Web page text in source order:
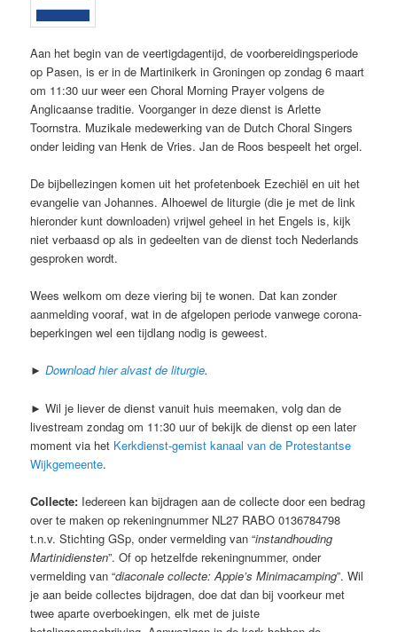
Aan het begin van de veertigdagentijd, de voorbereidingsperiode
op Pasen, is er in de Martinikerk in Groningen op zondag 6 maart
om 11:30 uur weer een Choral Morning Prayer volgens de
Anglicaanse traditie. Voorganger in deze dienst is Arlette
Toornstra. Muzikale medewerking van de Dutch Choral Singers
onder leiding van Henk de Vries. Jan de Roos bespeelt het orgel.
De bijbellezingen komen uit het profetenboek Ezechiël en uit het
evangelie van Johannes. Alhoewel de liturgie (die je met de link
hieronder kunt downloaden) vrijwel geheel in het Engels is, kijk
niet verbaasd op als in gedeelten van de dienst toch Nederlands
gesproken wordt.
Wees welkom om deze viering bij te wonen. Dat kan zonder
aanmelding vooraf, wat in de afgelopen periode vanwege corona-
beperkingen wel een tijdlang nodig is geweest.
►Download hier alvast de liturgie.
► Wil je liever de dienst vanuit huis meemaken, volg dan de
livestream zondag om 11:30 uur of bekijk de dienst op een later
moment via het Kerkdienst-gemist kanaal van de Protestantse
Wijkgemeente.
Collecte: Iedereen kan bijdragen aan de collecte door een bedrag
over te maken op rekeningnummer NL27 RABO 0136784798
t.n.v. Stichting GSp, onder vermelding van “instandhouding
Martinidiensten”. Of op hetzelfde rekeningnummer, onder
vermelding van “diaconale collecte: Appie’s Minimacamping”. Wil
je aan beide collectes bijdragen, doe dat dan bij voorkeur met
twee aparte overboekingen, elk met de juiste